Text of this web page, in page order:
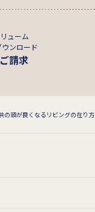
ューム
ンロード
請求
の頭が良くなるリビングの在り方